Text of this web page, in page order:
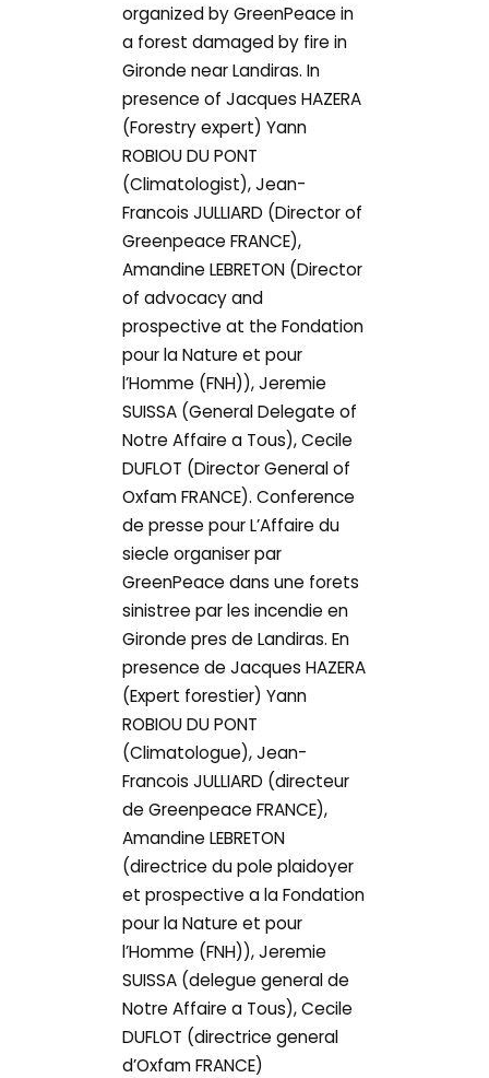
organized by GreenPeace in
a forest damaged by fire in
Gironde near Landiras. In
presence of Jacques HAZERA
(Forestry expert) Yann
ROBIOU DU PONT
(Climatologist), Jean-
Francois JULLIARD (Director of
Greenpeace FRANCE),
Amandine LEBRETON (Director
of advocacy and
prospective at the Fondation
pour la Nature et pour
l’Homme (FNH)), Jeremie
SUISSA (General Delegate of
Notre Affaire a Tous), Cecile
DUFLOT (Director General of
Oxfam FRANCE). Conference
de presse pour L’Affaire du
siecle organiser par
GreenPeace dans une forets
sinistree par les incendie en
Gironde pres de Landiras. En
presence de Jacques HAZERA
(Expert forestier) Yann
ROBIOU DU PONT
(Climatologue), Jean-
Francois JULLIARD (directeur
de Greenpeace FRANCE),
Amandine LEBRETON
(directrice du pole plaidoyer
et prospective a la Fondation
pour la Nature et pour
l’Homme (FNH)), Jeremie
SUISSA (delegue general de
Notre Affaire a Tous), Cecile
DUFLOT (directrice general
d’Oxfam FRANCE)